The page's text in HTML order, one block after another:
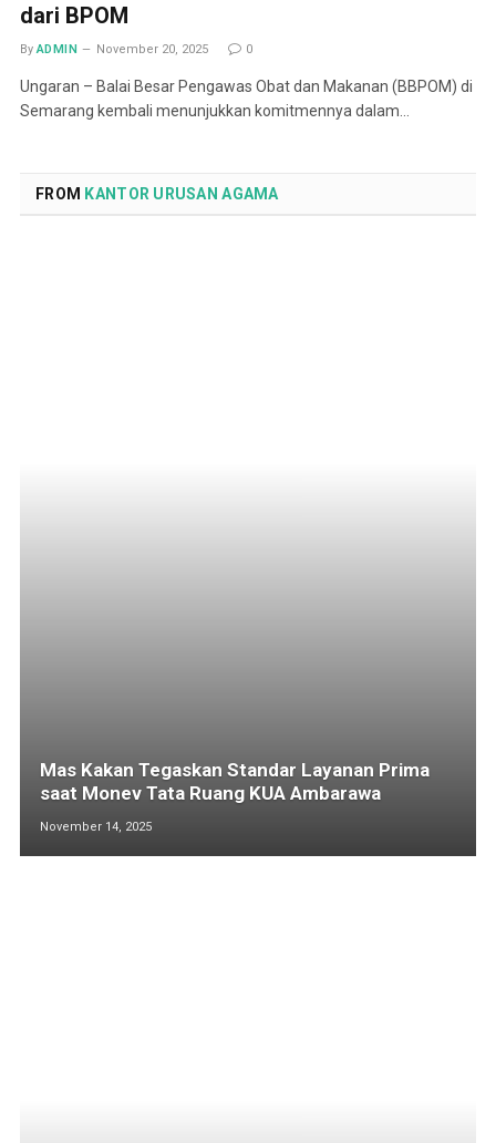
dari BPOM
By ADMIN November 20, 2025 0
Ungaran – Balai Besar Pengawas Obat dan Makanan (BBPOM) di
Semarang kembali menunjukkan komitmennya dalam…
FROM KANTOR URUSAN AGAMA
Mas Kakan Tegaskan Standar Layanan Prima
saat Monev Tata Ruang KUA Ambarawa
November 14, 2025